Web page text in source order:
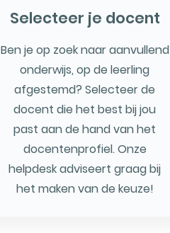
Selecteer je docent
Ben je op zoek naar aanvullend
onderwijs, op de leerling
afgestemd? Selecteer de
docent die het best bij jou
past aan de hand van het
docentenprofiel. Onze
helpdesk adviseert graag bij
het maken van de keuze!